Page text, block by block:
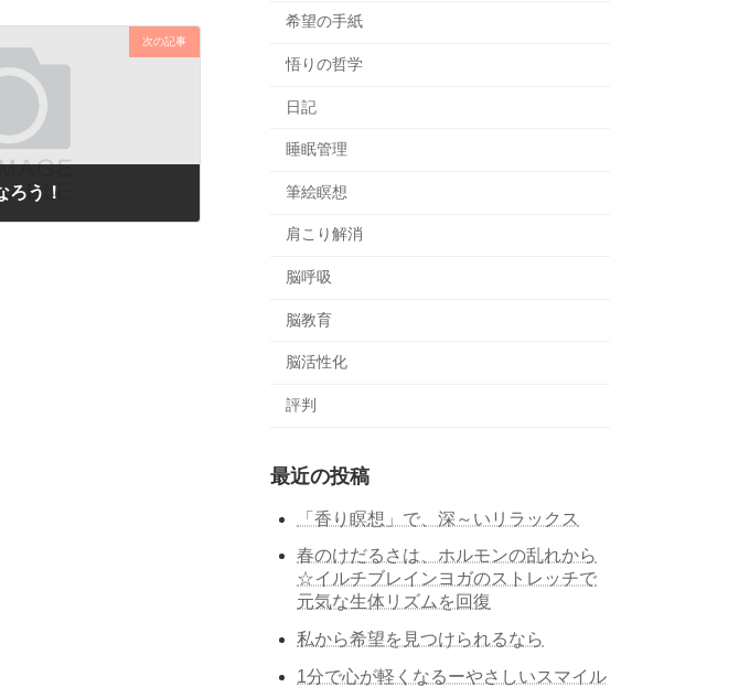
次の記事
ろう！
希望の手紙
悟りの哲学
日記
睡眠管理
筆絵瞑想
肩こり解消
脳呼吸
脳教育
脳活性化
評判
最近の投稿
「香り瞑想」で、深～いリラックス
春のけだるさは、ホルモンの乱れから
☆イルチブレインヨガのストレッチで
元気な生体リズムを回復
私から希望を見つけられるなら
1分で心が軽くなるーやさしいスマイル